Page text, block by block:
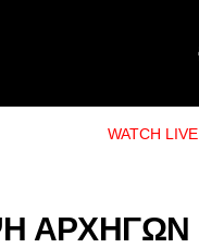
WATCH LIVE
ΑΡΧΗΓΩΝ